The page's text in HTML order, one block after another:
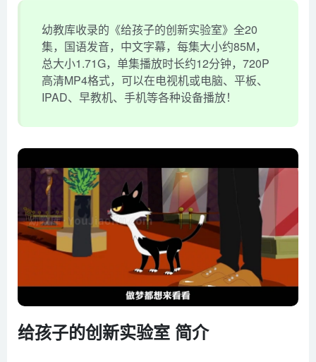
幼教库收录的《给孩子的创新实验室》全20
集，国语发音，中文字幕，每集大小约85M，
总大小1.71G，单集播放时长约12分钟，720P
高清MP4格式，可以在电视机或电脑、平板、
IPAD、早教机、手机等各种设备播放！
给孩子的创新实验室 简介